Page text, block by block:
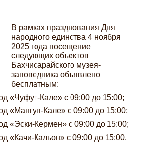
В рамках празднования Дня
народного единства 4 ноября
2025 года посещение
следующих объектов
Бахчисарайского музея-
заповедника объявлено
бесплатным:
«Чуфут-Кале» с 09:00 до 15:00;
«Мангуп-Кале» с 09:00 до 15:00;
«Эски-Кермен» с 09:00 до 15:00;
«Качи-Кальон» с 09:00 до 15:00.